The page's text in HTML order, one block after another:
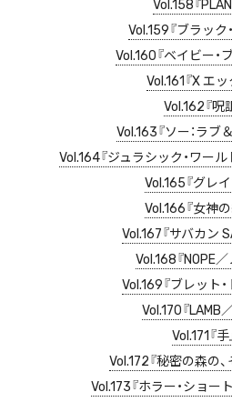
Vol.158『
Vol.159『ブラック
Vol.160『ベイビー・
Vol.161『X エッ
Vol.162『呪
Vol.163『ソー：ラブ
Vol.164『ジュラシック・ワー
Vol.165『グレイ
Vol.166『女神の
Vol.167『サバカン
Vol.168『NOPE／
Vol.169『ブレット・
Vol.170『LAMB
Vol.171『手
Vol.172『秘密の森の、
Vol.173『ホラー・ショー